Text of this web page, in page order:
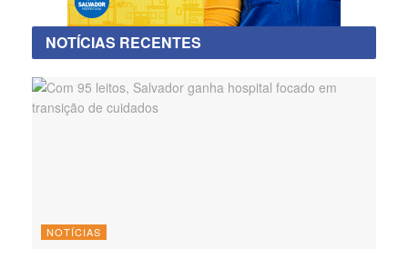
NOTÍCIAS RECENTES
NOTÍCIAS